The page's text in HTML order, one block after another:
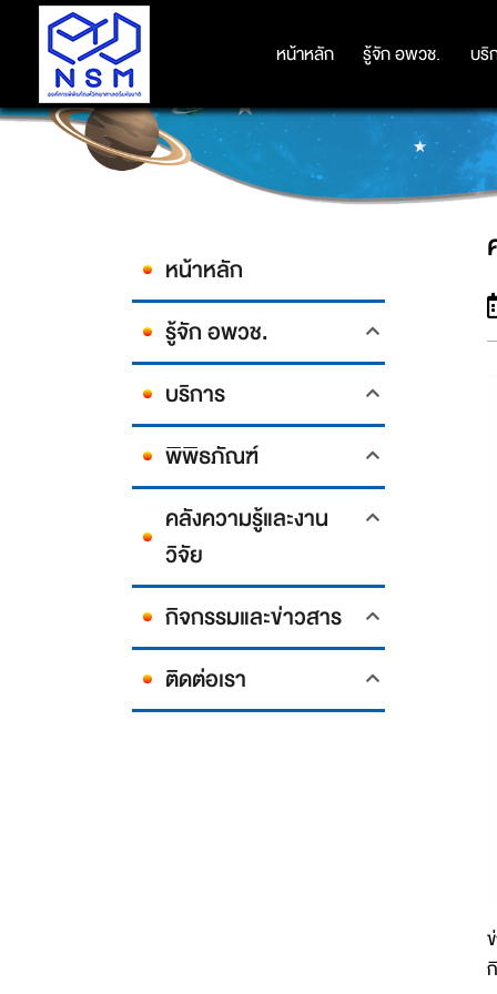
หน้าหลัก รู้จัก อพวช. บริ
หน้าหลัก รู้จัก อพวช. บริ
หน้าหลัก
รู้จัก อพวช.
บริการ
พิพิธภัณฑ์
คลังความรู้และงาน
วิจัย
กิจกรรมและข่าวสาร
ติดต่อเรา